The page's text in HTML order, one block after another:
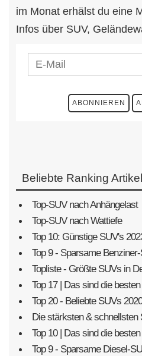
im Monat erhälst du eine
Infos über SUV,
Beliebte Ranking Artikel
Top-SUV nach Anhängelast
Top-SUV nach Wattiefe
Top 10: Günstige SUV's
Top 9 - Sparsame
Topliste - Größte SUVs in
Top 17 | Das sind die
Top 20 - Beliebte SUVs 2020
Die stärksten & schnellsten
Top 10 | Das sind die
Top 9 - Sparsame Diesel-